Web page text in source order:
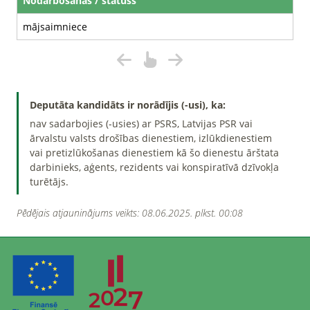
mājsaimniece
Deputāta kandidāts ir norādījis (-usi), ka:
nav sadarbojies (-usies) ar PSRS, Latvijas PSR vai
ārvalstu valsts drošības dienestiem, izlūkdienestiem
vai pretizlūkošanas dienestiem kā šo dienestu ārštata
darbinieks, aģents, rezidents vai konspiratīvā dzīvokļa
turētājs.
Pēdējais atjauninājums veikts: 08.06.2025. plkst. 00:08